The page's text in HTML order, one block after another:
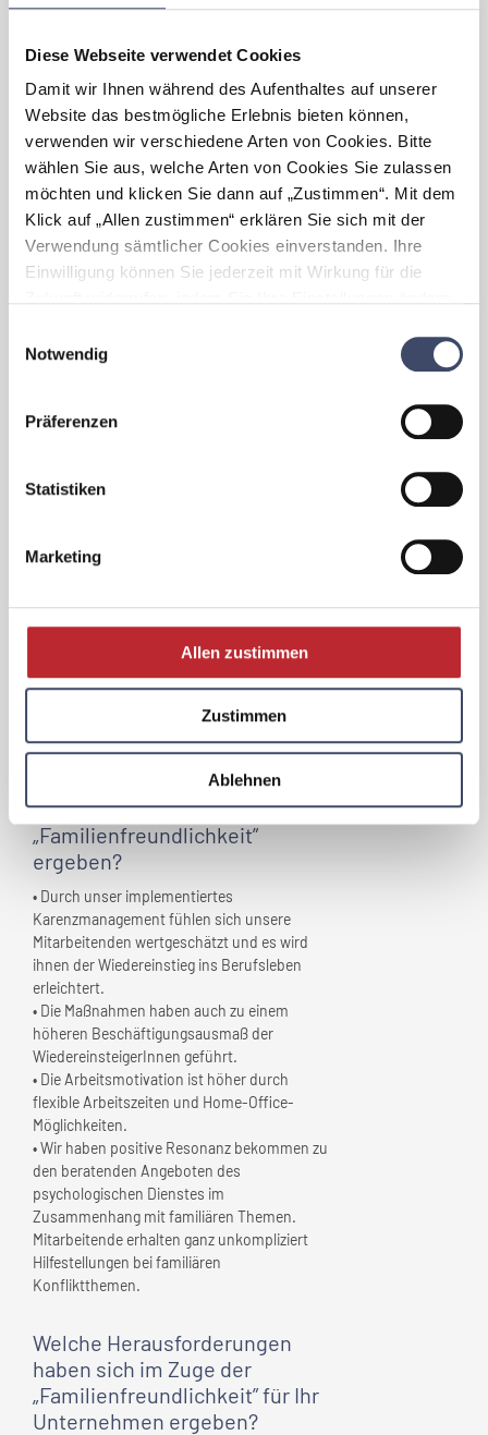
Diese Webseite verwendet Cookies
Damit wir Ihnen während des Aufenthaltes auf unserer
Website das bestmögliche Erlebnis bieten können,
verwenden wir verschiedene Arten von Cookies. Bitte
wählen Sie aus, welche Arten von Cookies Sie zulassen
möchten und klicken Sie dann auf „Zustimmen“. Mit dem
Klick auf „Allen zustimmen“ erklären Sie sich mit der
Verwendung sämtlicher Cookies einverstanden. Ihre
Einwilligung können Sie jederzeit mit Wirkung für die
https://www.unternehmen-fuer-familien.at/cookie-
Notwendig
Präferenzen
Statistiken
Marketing
Allen zustimmen
Zustimmen
Ablehnen
Unterstützung für Kinderbetreuung und
Welche Maßnahmen wurden
gesetzt, dieIhr Unternehmen
„familienfreundlich” gemacht
haben?
2016: Gründung einer integrativen
Kleinkindbetreuung mit dem Ziel eines
leichteren Wiedereinstiegs nach der Karenz
mit einem höheren Beschäftigungsausmaß.
Flexible, familienfreundliche Arbeitsplätze
Familie und Beruf. Insbesondere die
Führungskräfte des Unternehmens
Für diverse private und familienspezifische
eingerichtet.
2023: Die Getzner Holding errichtete 61 neue,
barrierefreie Betriebswohnungen in
unmittelbarer Firmennähe und bietet damit
kostengünstigen Mietkonditionen an.
Welche Vorteile haben sich für
Ihr Unternehmendurch
„Familienfreundlichkeit”
ergeben?
• Durch unser implementiertes
Karenzmanagement fühlen sich unsere
Mitarbeitenden wertgeschätzt und es wird
ihnen der Wiedereinstieg ins Berufsleben
erleichtert.
• Die Maßnahmen haben auch zu einem
höheren Beschäftigungsausmaß der
WiedereinsteigerInnen geführt.
• Die Arbeitsmotivation ist höher durch
flexible Arbeitszeiten und Home-Office-
Möglichkeiten.
• Wir haben positive Resonanz bekommen zu
den beratenden Angeboten des
psychologischen Dienstes im
Zusammenhang mit familiären Themen.
Mitarbeitende erhalten ganz unkompliziert
Hilfestellungen bei familiären
Konfliktthemen.
Welche Herausforderungen
haben sich im Zuge der
„Familienfreundlichkeit” für Ihr
Unternehmen ergeben?